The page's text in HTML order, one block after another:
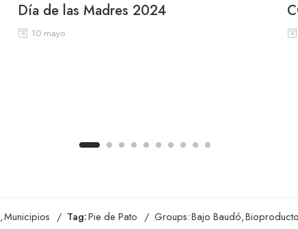
Día de las Madres 2024
10 mayo
,Municipios Tag:Pie de Pato Groups:Bajo Baudó,